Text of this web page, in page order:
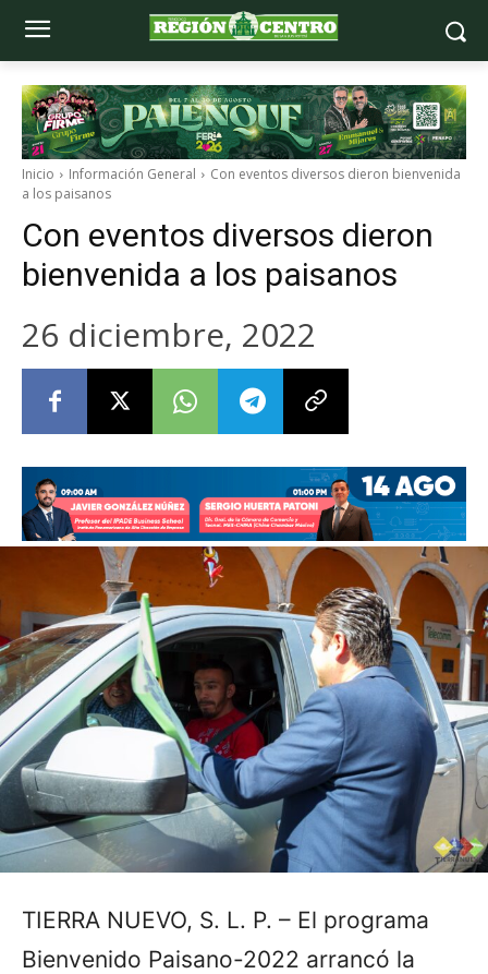
Inicio Información General
Con eventos diversos dieron bienvenida
a los paisanos
Con eventos diversos dieron
bienvenida a los paisanos
26 diciembre, 2022
TIERRA NUEVO, S. L. P. – El programa
Bienvenido Paisano-2022 arrancó la